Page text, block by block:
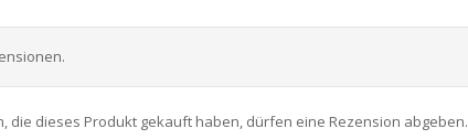
die dieses Produkt gekauft haben, dürfen eine Rezension abgeben.